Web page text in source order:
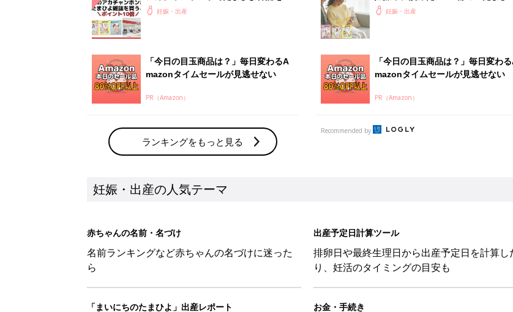
赤ちゃんの名前・名づけ 出産予定日計算ツール
り、妊活のタイミングの目安も
「まいにちのたまひよ」出産レポート
たまひよのアプリに寄せられた先輩ママの出産
体験談
お金・手続き
出産費用やもらえるお金・必要な手続きを知ろ
【野】を使った名前の漢字の意味と読み、男女別の実例も [赤ちゃんの名づけ・命名]
【麻】を使った名前の漢字の意味と読み、男女別の実例も [赤ちゃんの名づけ・命名]